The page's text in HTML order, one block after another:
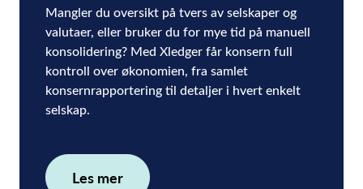
Mangler du oversikt på tvers av selskaper og
valutaer, eller bruker du for mye tid på manuell
konsolidering? Med Xledger får konsern full
kontroll over økonomien, fra samlet
konsernrapportering til detaljer i hvert enkelt
selskap.
Les mer